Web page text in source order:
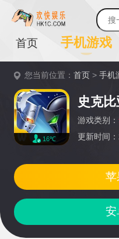
首页 手机游戏
您当前位置：首页 >手机
16℃
史克比
游戏类别：
更新时间
安
苹